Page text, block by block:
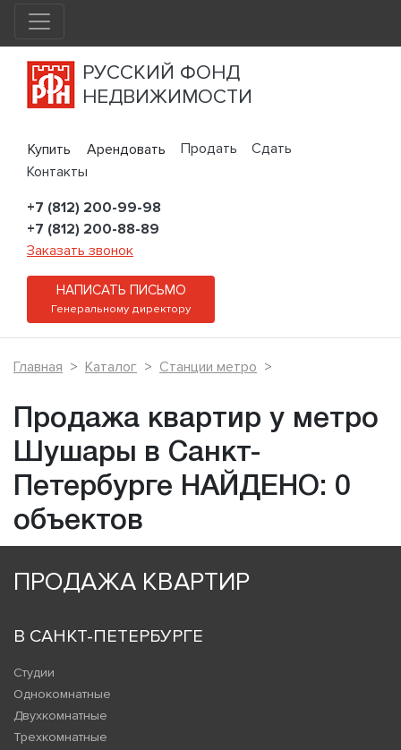
РУССКИЙ ФОНД
НЕДВИЖИМОСТИ
Купить Арендовать Продать
Сдать
Контакты
+7 (812) 200-99-98
+7 (812) 200-88-89
Заказать звонок
НАПИСАТЬ ПИСЬМО
Генеральному директору
Главная Каталог Станции метро
Продажа квартир у метро
Шушары в Санкт-
Петербурге НАЙДЕНО: 0
объектов
ПРОДАЖА КВАРТИР
В САНКТ-ПЕТЕРБУРГЕ
Студии
Однокомнатные
Двухкомнатные
Трехкомнатные